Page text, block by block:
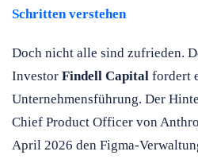
Schritten verstehen
Doch nicht alle sind zufrieden.
Investor Findell Capital fordert
Unternehmensführung. Der
Chief Product Officer von
April 2026 den Figma-